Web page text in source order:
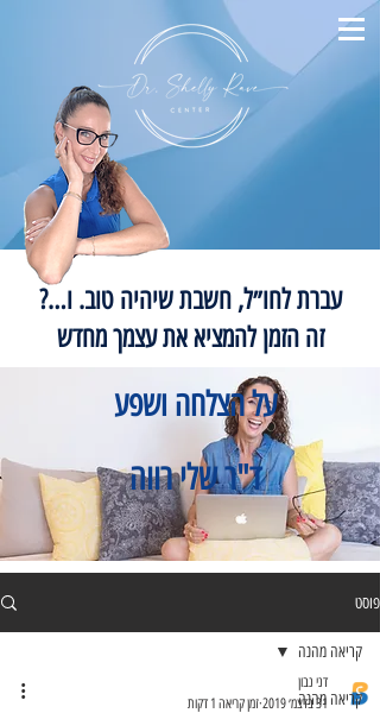
עברת לחו״ל, חשבת שיהיה טוב. ו…?
זה הזמן להמציא את עצמך מחדש
על הצלחה ושפע
ד"ר שלי רווה
פוסט
קריאה מהנה
קריאה מהנה
דני נבון
31 בדצמ׳ 2019
זמן קריאה 1 דקות